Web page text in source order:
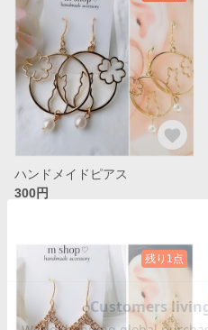
ハンドメイドピアス
300円
残り1点